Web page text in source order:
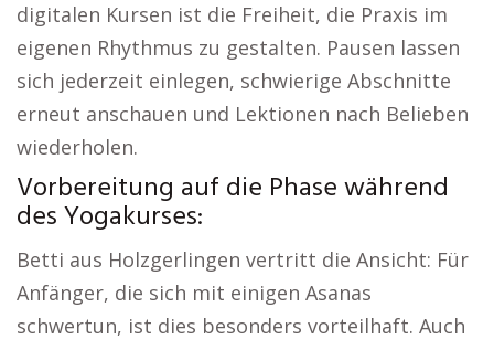
digitalen Kursen ist die Freiheit, die Praxis im
eigenen Rhythmus zu gestalten. Pausen lassen
sich jederzeit einlegen, schwierige Abschnitte
erneut anschauen und Lektionen nach Belieben
wiederholen.
Vorbereitung auf die Phase während
des Yogakurses:
Betti aus Holzgerlingen vertritt die Ansicht: Für
Anfänger, die sich mit einigen Asanas
schwertun, ist dies besonders vorteilhaft. Auch